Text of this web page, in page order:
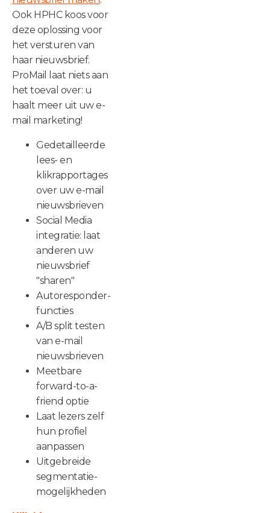
Ook HPHC koos voor
deze oplossing voor
het versturen van
haar nieuwsbrief.
ProMail laat niets aan
het toeval over: u
haalt meer uit uw e-
mail marketing!
Gedetailleerde
lees- en
klikrapportages
over uw e-mail
nieuwsbrieven
Social Media
integratie: laat
anderen uw
nieuwsbrief
"sharen"
Autoresponder-
functies
A/B split testen
van e-mail
nieuwsbrieven
Meetbare
forward-to-a-
friend optie
Laat lezers zelf
hun profiel
aanpassen
Uitgebreide
segmentatie-
mogelijkheden